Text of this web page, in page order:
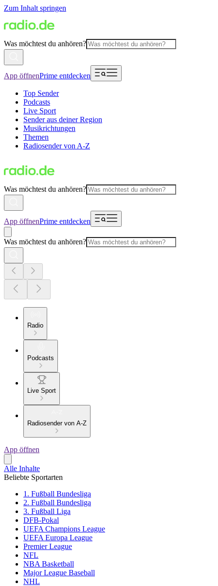
Zum Inhalt springen
Was möchtest du anhören?
App öffnenPrime entdecken
Top Sender
Podcasts
Live Sport
Sender aus deiner Region
Musikrichtungen
Themen
Radiosender von A-Z
Was möchtest du anhören?
App öffnenPrime entdecken
Was möchtest du anhören?
Radio
Podcasts
Live Sport
Radiosender von A-Z
App öffnen
Alle Inhalte
Beliebte Sportarten
1. Fußball Bundesliga
2. Fußball Bundesliga
3. Fußball Liga
DFB-Pokal
UEFA Champions League
UEFA Europa League
Premier League
NFL
NBA Basketball
Major League Baseball
NHL